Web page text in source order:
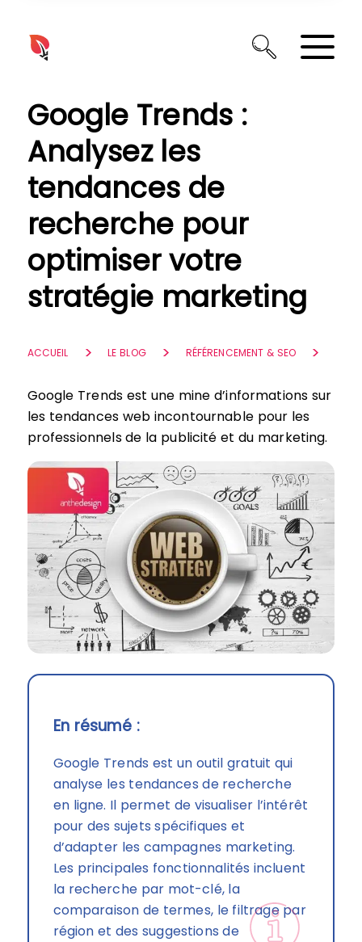
Google Trends :
Analysez les
tendances de
recherche pour
optimiser votre
stratégie marketing
ACCUEIL LE BLOG RÉFÉRENCEMENT & SEO
Google Trends est une mine d’informations sur
les tendances web incontournable pour les
professionnels de la publicité et du marketing.
En résumé :
Google Trends est un outil gratuit qui
analyse les tendances de recherche
en ligne. Il permet de visualiser l’intérêt
pour des sujets spécifiques et
d’adapter les campagnes marketing.
Les principales fonctionnalités incluent
la recherche par mot-clé, la
comparaison de termes, le filtrage par
région et des suggestions de